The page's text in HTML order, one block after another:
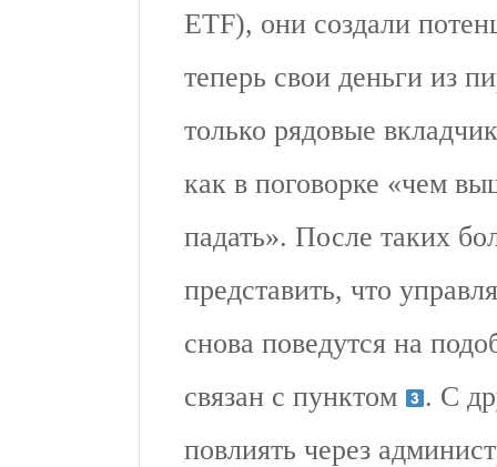
ETF), они создали
теперь свои деньги из
только рядовые
как в поговорке «чем
падать». После таких
представить, что
снова поведутся на
связан с пунктом
. С
повлиять через